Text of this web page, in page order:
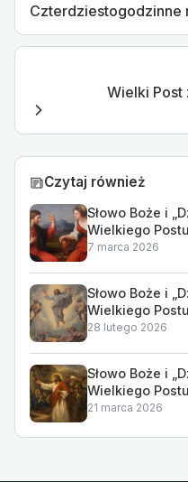
Czterdziestogodzinne
Wielki Post
Czytaj również
Słowo Boże i
Wielkiego Postu
7 marca 2026
Słowo Boże i
Wielkiego Postu
28 lutego 2026
Słowo Boże i
Wielkiego Postu
21 marca 2026